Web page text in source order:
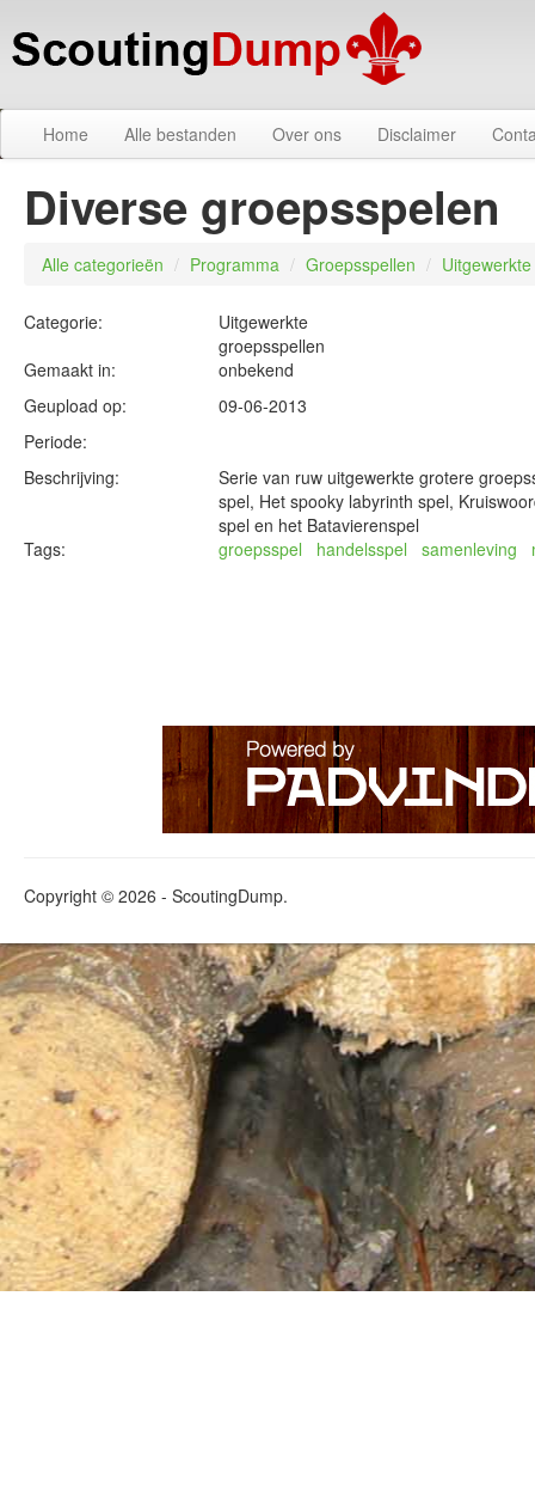
Home Alle bestanden Over ons Disclaimer
Diverse groepsspelen
Alle categorieën / Programma / Groepsspellen /
Categorie:
Uitgewerkte
groepsspellen
Gemaakt in:
onbekend
Geupload op:
09-06-2013
Periode:
Beschrijving:
Serie van ruw uitgewerkte grotere
spel, Het spooky labyrinth spel,
spel en het Batavierenspel
Tags:
groepsspel handelsspel samenleving
Copyright © 2026 - ScoutingDump.